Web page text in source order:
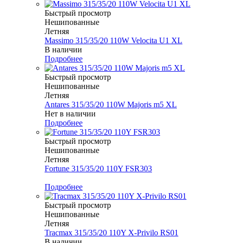
Быстрый просмотр
Нешипованные
Летняя
Massimo 315/35/20 110W Velocita U1 XL
В наличии
Подробнее
Быстрый просмотр
Нешипованные
Летняя
Antares 315/35/20 110W Majoris m5 XL
Нет в наличии
Подробнее
Быстрый просмотр
Нешипованные
Летняя
Fortune 315/35/20 110Y FSR303
Подробнее
Быстрый просмотр
Нешипованные
Летняя
Tracmax 315/35/20 110Y X-Privilo RS01